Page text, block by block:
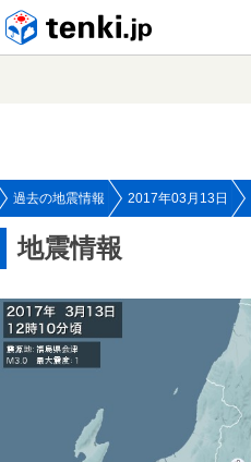
過去の地震情報 2017年03月13日
地震情報